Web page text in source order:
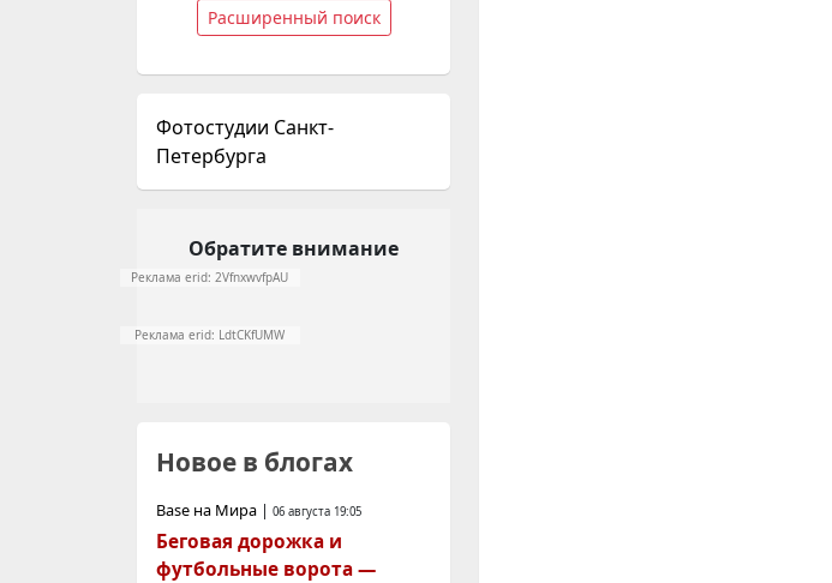
Расширенный поиск
Фотостудии Санкт-
Петербурга
Обратите внимание
Реклама erid: 2VfnxwvfpAU
Реклама erid: LdtCKfUMW
Новое в блогах
Base на Мира | 06 августа 19:05
Беговая дорожка и
футбольные ворота —